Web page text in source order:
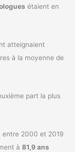
étaient en
atteignaient
à la moyenne de
part la plus
entre 2000 et 2019
à81,9 ans